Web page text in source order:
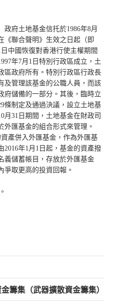
府土地基金信托於1986年8月
《聯合聲明》生效之日起（即
中國恢復對香港行使主權期間
年7月1日特別行政區成立，土
區政府所有。特別行政區行政長
及管理該基金的公職人員，而該
府儲備的一部分。其後，臨時立
條制定及通過決議，設立土地基
月31日期間，土地基金在財政司
外匯基金的組合形式來管理。
產併入外匯基金，作為外匯基
年1月1日起，基金的資產撥
義儲蓄帳目，存放於外匯基金
爭取更高的投資回報。
。
籌集（武器擴散資金籌集）